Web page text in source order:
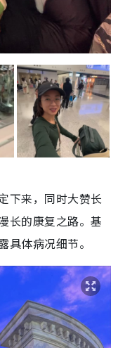
下来，同时大赞长
长的康复之路。基
具体病况细节。